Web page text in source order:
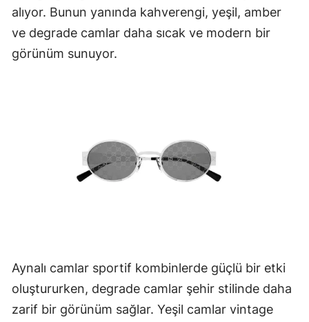
alıyor. Bunun yanında kahverengi, yeşil, amber
ve degrade camlar daha sıcak ve modern bir
görünüm sunuyor.
Aynalı camlar sportif kombinlerde güçlü bir etki
oluştururken, degrade camlar şehir stilinde daha
zarif bir görünüm sağlar. Yeşil camlar vintage